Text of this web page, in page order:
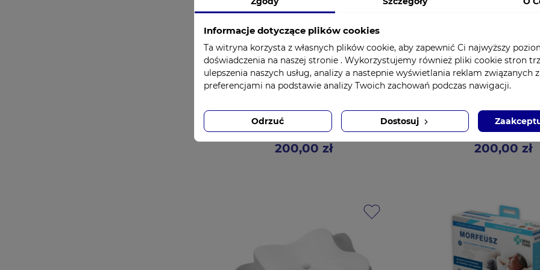
Maska twarzowa do aparatu na
bezdech senny CPAP, APAP
rozmiar L Yuwell YF-02
Cena
200,00 zł
Maska twarzowa do
bezdech senny
rozmiar M Yuwell
Cena
200,00 zł
Informacje dotyczące plików cookies
Ta witryna korzysta z własnych plików cookie, aby zapewnić Ci najwyższy
doświadczenia na naszej stronie . Wykorzystujemy również pliki cookie stron
ulepszenia naszych usług, analizy a nastepnie wyświetlania reklam związanych
preferencjami na podstawie analizy Twoich zachowań podczas nawigacji.
Odrzuć Dostosuj